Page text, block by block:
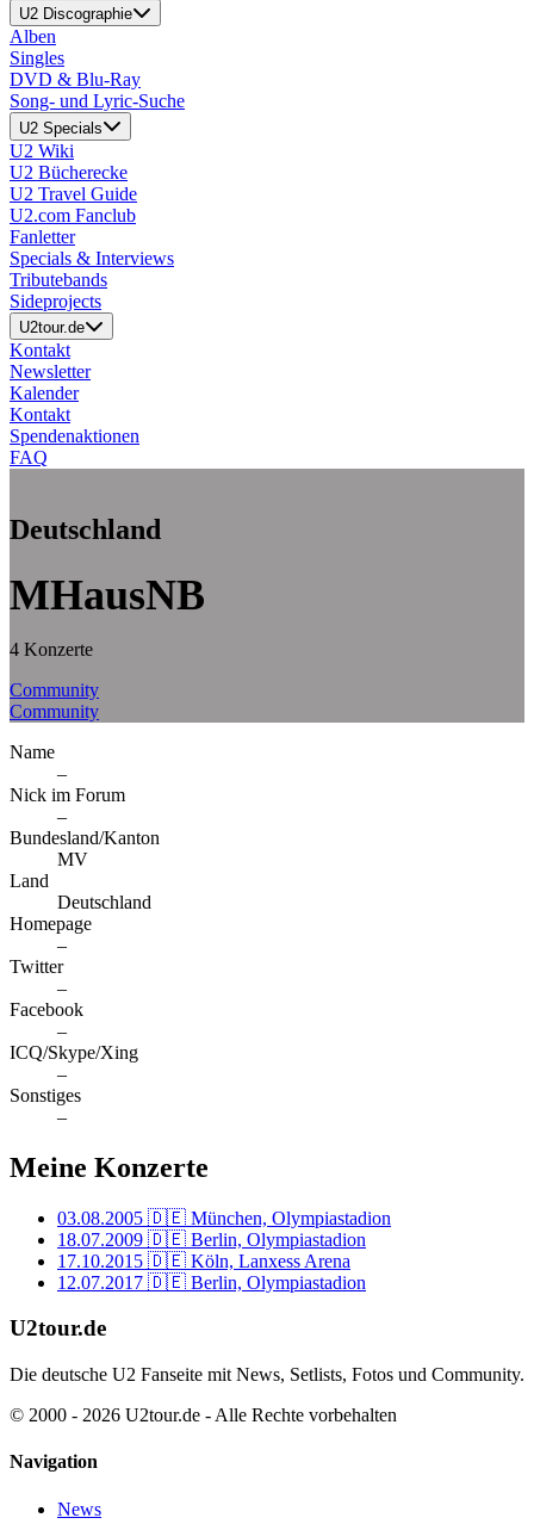
U2 Discographie
Alben
Singles
DVD & Blu-Ray
Song- und Lyric-Suche
U2 Specials
U2 Wiki
U2 Bücherecke
U2 Travel Guide
U2.com Fanclub
Fanletter
Specials & Interviews
Tributebands
Sideprojects
U2tour.de
Kontakt
Newsletter
Kalender
Kontakt
Spendenaktionen
FAQ
Deutschland
MHausNB
4 Konzerte
Community
Community
Name
–
Nick im Forum
–
Bundesland/Kanton
MV
Land
Deutschland
Homepage
–
Twitter
–
Facebook
–
ICQ/Skype/Xing
–
Sonstiges
–
Meine Konzerte
03.08.2005 🇩🇪 München, Olympiastadion
18.07.2009 🇩🇪 Berlin, Olympiastadion
17.10.2015 🇩🇪 Köln, Lanxess Arena
12.07.2017 🇩🇪 Berlin, Olympiastadion
U2tour.de
Die deutsche U2 Fanseite mit News, Setlists, Fotos und Community.
© 2000 - 2026 U2tour.de - Alle Rechte vorbehalten
Navigation
News